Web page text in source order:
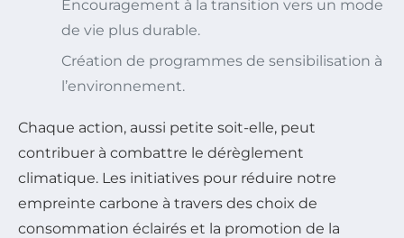
Encouragement à la transition vers un mode
de vie plus durable.
Création de programmes de sensibilisation à
l’environnement.
Chaque action, aussi petite soit-elle, peut
contribuer à combattre le dérèglement
climatique. Les initiatives pour réduire notre
empreinte carbone à travers des choix de
consommation éclairés et la promotion de la